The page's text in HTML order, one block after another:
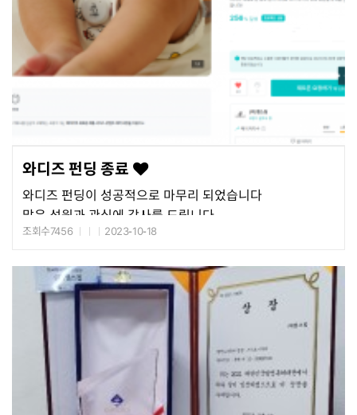
와디즈 펀딩 종료
와디즈 펀딩이 성공적으로 마무리 되었습니다
많은 성원과 관심에 감사를 드립니다
2023년 10월 26일부터 일산 킨텍스애서 열리는 G-FAIR
구경할 수 있습니다
많은 관심을 부탁 드립니다
조회수7456 2023-10-18